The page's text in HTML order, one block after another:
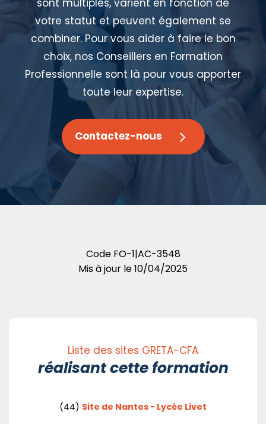
votre statut et peuvent également se
combiner. Pour vous aider à faire le bon
choix, nos Conseillers en Formation
Professionnelle sont là pour vous apporter
toute leur expertise.
Contactez-nous
Code FO-1|AC-3548
Mis à jour le10/04/2025
Liste des sites GRETA-CFA
réalisant cette formation
(44) Site de Nantes - Lycée Livet